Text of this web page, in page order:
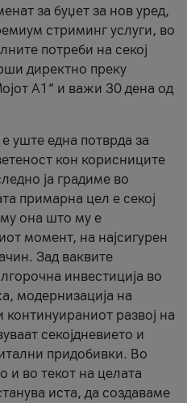
за буџет за нов уред,
стриминг услуги, во
потреби на секој
директно преку
А1“ и важи 30 дена од
уште една потврда за
кон корисниците
ја градиме во
примарна цел е секој
она што му е
момент, на најсигурен
Зад ваквите
инвестиција во
модернизација на
континуираниот развој на
секојдневието и
придобивки. Во
и во текот на целата
иста, да создаваме